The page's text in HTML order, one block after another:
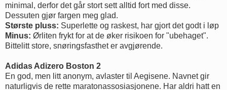
minimal, derfor det går stort sett alltid fort med disse.
Dessuten gjør fargen meg glad.
Største pluss: Superlette og raskest, har gjort det godt i løp
Minus: Ørliten frykt for at de øker risikoen for "ubehaget".
Bittelitt store, snøringsfasthet er avgjørende.
Adidas Adizero Boston 2
En god, men litt anonym, avlaster til Aegisene. Navnet gir
naturligvis de rette maratonassosiasjonene. Har aldri hatt en